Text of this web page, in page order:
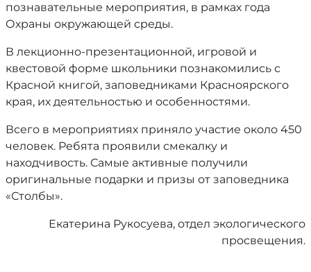
познавательные мероприятия, в рамках года
Охраны окружающей среды.
В лекционно-презентационной, игровой и
квестовой форме школьники познакомились с
Красной книгой, заповедниками Красноярского
края, их деятельностью и особенностями.
Всего в мероприятиях приняло участие около 450
человек. Ребята проявили смекалку и
находчивость. Самые активные получили
оригинальные подарки и призы от заповедника
«Столбы».
Екатерина Рукосуева, отдел экологического
просвещения.